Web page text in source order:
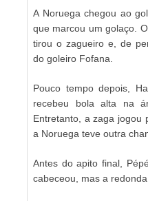
A Noruega chegou ao
que marcou um golaço.
tirou o zagueiro e, de
do goleiro Fofana.
Pouco tempo depois,
recebeu bola alta na
Entretanto, a zaga jogou
a Noruega teve outra
Antes do apito final,
cabeceou, mas a